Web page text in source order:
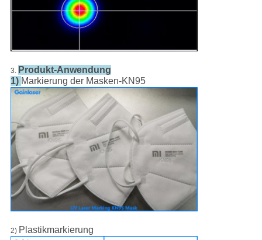
3. Produkt-Anwendung
1) Markierung der Masken-KN95
2) Plastikmarkierung